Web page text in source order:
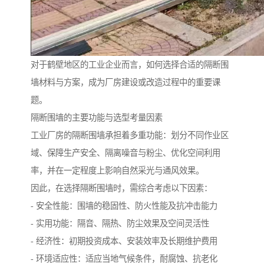
对于鹤壁地区的工业企业而言，如何选择合适的隔断围
墙材料与方案，成为厂房建设或改造过程中的重要课
题。
隔断围墙的主要功能与选型考量因素
工业厂房的隔断围墙承担着多重功能：划分不同作业区
域、保障生产安全、隔离噪音与粉尘、优化空间利用
率，并在一定程度上影响自然采光与通风效果。
因此，在选择隔断围墙时，需综合考虑以下因素：
- 安全性能：围墙的稳固性、防火性能及抗冲击能力
- 实用功能：隔音、隔热、防尘效果及空间灵活性
- 经济性：初期投资成本、安装效率及长期维护费用
- 环境适应性：适应当地气候条件，耐腐蚀、抗老化